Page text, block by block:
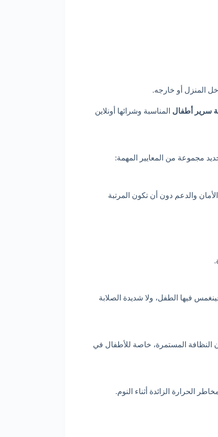
المنزل أو خارجه.
سرير أطفال المناسبة وشرائها أونلاين
مجموعة من المعايير المهمة:
الذي يوفر الأمان والدعم دون أن تكون المرتبة
فيها الطفل، ولا شديدة الصلابة
النظافة المستمرة، خاصة للأطفال في
الحرارة الزائدة أثناء النوم.